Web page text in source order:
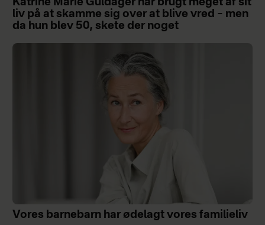
Katrine Marie Guldager har brugt meget af sit
liv på at skamme sig over at blive vred – men
da hun blev 50, skete der noget
Vores barnebarn har ødelagt vores familieliv